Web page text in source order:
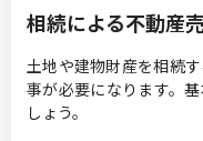
相続による不動産
土地や建物財産を相続
事が必要になります。
しょう。